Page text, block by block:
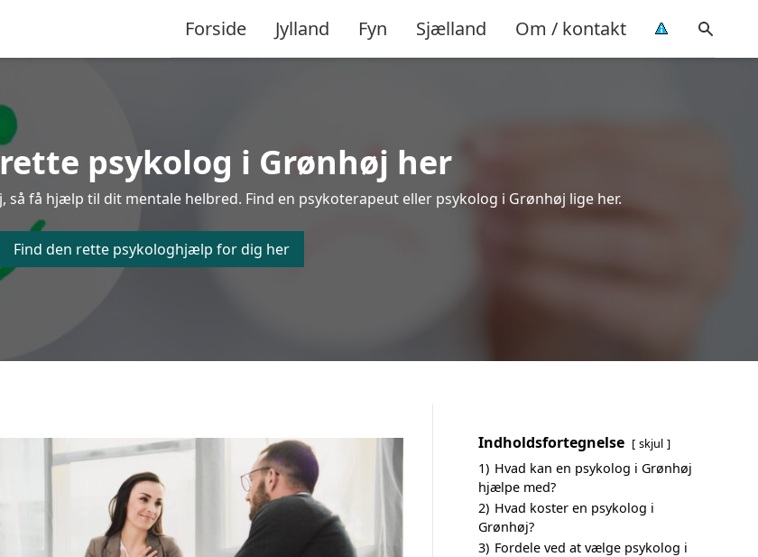
Forside Jylland Fyn Sjælland Om / kontakt
psykolog i Grønhøj her
så få hjælp til dit mentale helbred. Find en psykoterapeut eller psykolog i Grønhøj lige her.
Find den rette psykologhjælp for dig her
Indholdsfortegnelse skjul
1) Hvad kan en psykolog i Grønhøj
hjælpe med?
2) Hvad koster en psykolog i
Grønhøj?
3) Fordele ved at vælge psykolog i